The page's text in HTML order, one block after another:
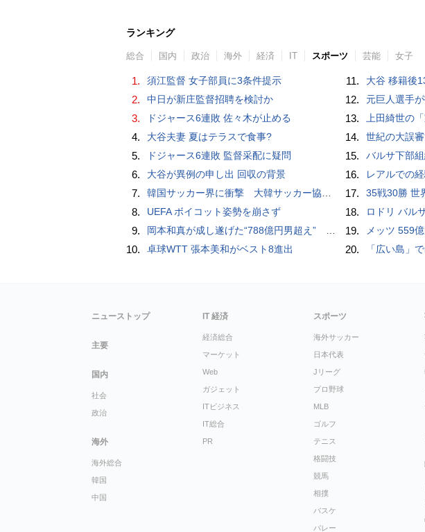
ランキング
総合 国内 政治 海外 経済 IT スポーツ 芸能 女子
1. 須江監督 女子部員に3条件提示
2. 中日が新庄監督招聘を検討か
3. ドジャース6連敗 佐々木が止める
4. 大谷夫妻 夏はテラスで食事?
5. ドジャース6連敗 監督采配に疑問
6. 大谷が異例の申し出 回収の背景
7. 韓国サッカー界に衝撃 大韓サッカー協会に外国人審判への“性的接待”疑惑 韓国メディアが報道
8. UEFA ボイコット姿勢を崩さず
9. 岡本和真が成し遂げた“788億円男超え” いつのまにか「3位」…見据える球団記録更新
10. 卓球WTT 張本美和がベスト8進出
11. 大谷 移籍後
12. 元巨人選手
13. 上田綺世の
14. 世紀の大誤
15. バルサ下部
16. レアルでの
17. 35戦30勝 世
18. ロドリ バル
19. メッツ 559
20. 「広い島」
ニューストップ
主要
国内
社会
政治
海外
海外総合
韓国
中国
IT 経済
経済総合
マーケット
Web
ガジェット
ITビジネス
IT総合
PR
スポーツ
海外サッカー
日本代表
Jリーグ
プロ野球
MLB
ゴルフ
テニス
格闘技
競馬
相撲
バスケ
バレー